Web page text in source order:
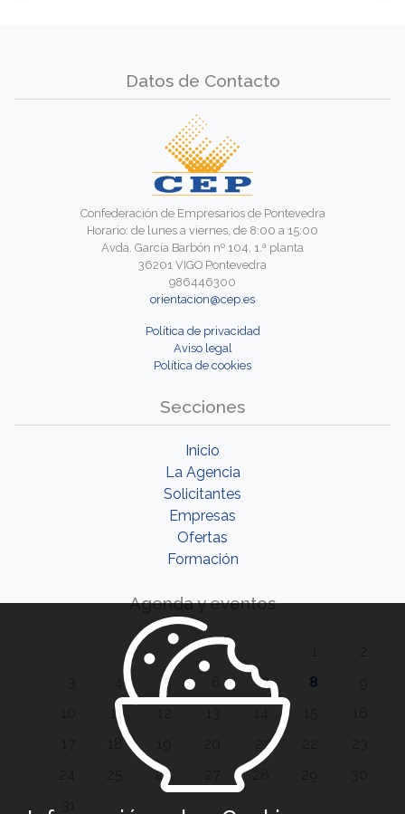
Datos de Contacto
Confederación de Empresarios de Pontevedra
Horario: de lunes a viernes, de 8:00 a 15:00
Avda. García Barbón nº 104, 1.ª planta
36201 VIGO Pontevedra
986446300
orientacion@cep.es
Política de privacidad
Aviso legal
Política de cookies
Secciones
Inicio
La Agencia
Solicitantes
Empresas
Ofertas
Formación
Agenda y eventos
5 7 8
11
21
26 28